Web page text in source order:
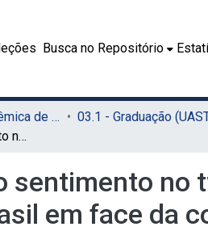
Busca no Repositório
03. Unidade Acadêmica de Serra Talhada (UAST) 03.1 - Graduação
Explorando o sentimento no twitter sobre a implementação do ensino virtual no Brasil em face da covid-19 .
sentimento no
em face da